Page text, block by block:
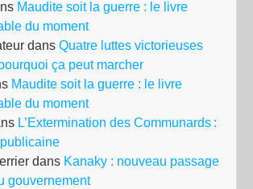
Maudite soit la guerre : le livre
du moment
dans Quatre luttes victorieuses
ça peut marcher
Maudite soit la guerre : le livre
du moment
L’Extermination des Communards :
dans Kanaky : nouveau passage
gouvernement